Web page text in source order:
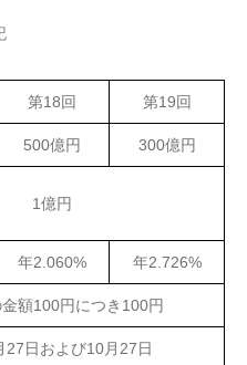
第18回 第19回
500億円 300億円
1億円
年2.060% 年2.726%
額100円につき100円
27日および10月27日